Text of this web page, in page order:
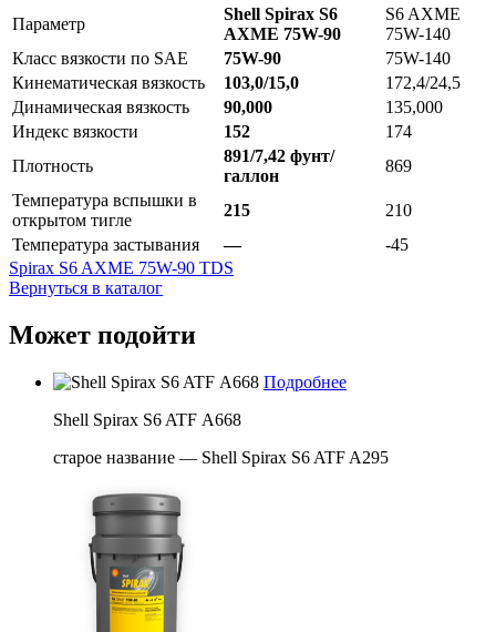
Параметр
Shell Spirax S6
AXME 75W-90
S6 AXME
75W-140
Класс вязкости по SAE
75W-90
75W-140
Кинематическая вязкость
103,0/15,0
172,4/24,5
Динамическая вязкость
90,000
135,000
Индекс вязкости
152
174
Плотность
891/7,42 фунт/
галлон
869
Температура вспышки в
открытом тигле
215
210
Температура застывания
—
-45
Spirax S6 AXME 75W-90 TDS
Вернуться в каталог
Может подойти
Подробнее
Shell Spirax S6 ATF А668
старое название — Shell Spirax S6 ATF A295